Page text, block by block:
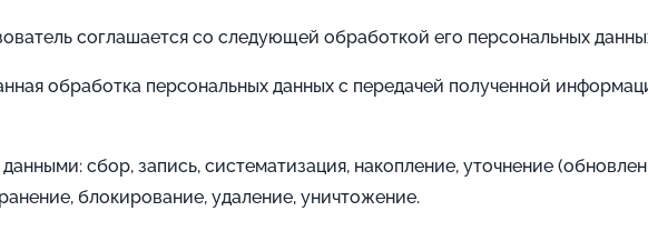
соглашается со следующей обработкой его персональных
обработка персональных данных с передачей полученной
сбор, запись, систематизация, накопление, уточнение
блокирование, удаление, уничтожение.